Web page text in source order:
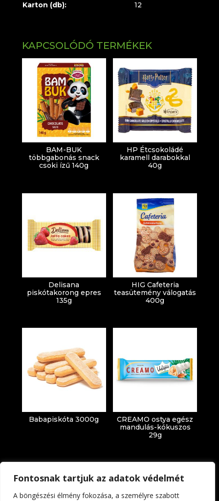
Fontosnak tartjuk az adatok védelmét
A böngészési élmény fokozása, a személyre szabott
Karton (db):
12
KAPCSOLÓDÓ TERMÉKEK
BAM-BUK
többgabonás snack
csoki ízű 140g
HP Étcsokoládé
karamell darabokkal
40g
Delisana
piskótakorong epres
135g
HIG Cafeteria
teasütemény válogatás
400g
Babapiskóta 3000g
CREAMO ostya egész
mandulás-kókuszos
29g